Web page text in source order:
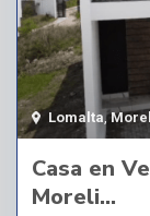
Lomalta ,
Casa en
Moreli...